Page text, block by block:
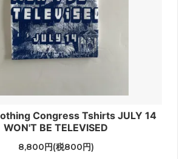
Congress Tshirts JULY 14
WON'T BE TELEVISED
8,800円(税800円)